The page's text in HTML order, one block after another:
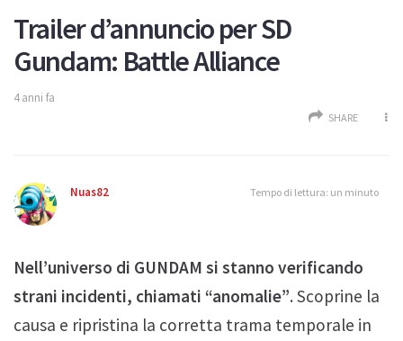
Trailer d’annuncio per SD
Gundam: Battle Alliance
4 anni fa
SHARE
Nuas82 Tempo di lettura: un minuto
Nell’universo di GUNDAM si stanno verificando
strani incidenti, chiamati “anomalie”. Scoprine la
causa e ripristina la corretta trama temporale in